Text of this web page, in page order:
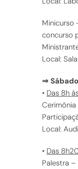
Minicurso
concurso
Local:
⇒
• Das 8h
Local:
• Das
Palestra